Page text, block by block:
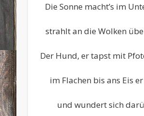
Die Sonne macht’s im
strahlt an die Wolken
Der Hund, er tapst mit
im Flachen bis ans Eis
und wundert sich